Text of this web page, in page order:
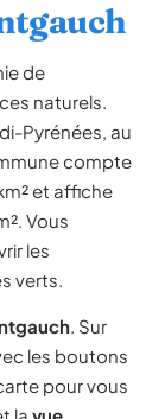
de
naturels.
Pyrénées, au
compte
et affiche
Vous
les
verts.
. Sur
les boutons
pour vous